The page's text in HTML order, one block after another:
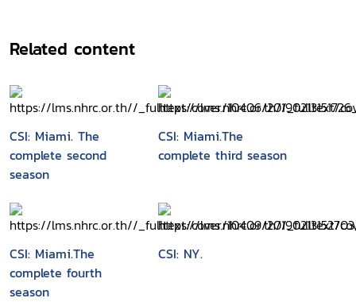
Related content
CSI: Miami. The
complete second
season
CSI: Miami.The
complete third season
CSI: Miami.The
complete fourth
season
CSI: NY.